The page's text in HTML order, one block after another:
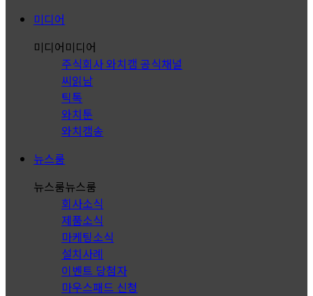
미디어
미디어미디어
주식회사 와치캠 공식채널
씨읽남
틱톡
와치툰
와치캠송
뉴스룸
뉴스룸뉴스룸
회사소식
제품소식
마케팅소식
설치사례
이벤트 당첨자
마우스패드 신청